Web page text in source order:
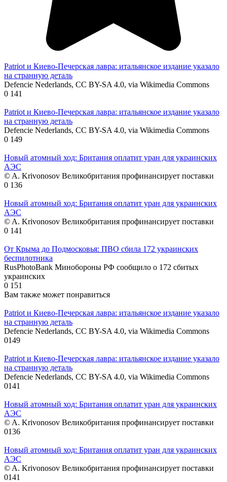
Patriot и Киево-Печерская лавра: итальянское издание указало
на странную деталь
Defencie Nederlands, CC BY-SA 4.0, via Wikimedia Commons
0 141
Patriot и Киево-Печерская лавра: итальянское издание указало
на странную деталь
Defencie Nederlands, CC BY-SA 4.0, via Wikimedia Commons
0 149
Новый атомный ход: Британия оплатит уран для украинских
АЭС
© A. Krivonosov Великобритания профинансирует поставки
0 136
Новый атомный ход: Британия оплатит уран для украинских
АЭС
© A. Krivonosov Великобритания профинансирует поставки
0 141
От Крыма до Подмосковья: ПВО сбила 172 украинских
беспилотника
RusPhotoBank Минобороны РФ сообщило о 172 сбитых
украинских
0 151
Вам также может понравиться
Patriot и Киево-Печерская лавра: итальянское издание указало
на странную деталь
Defencie Nederlands, CC BY-SA 4.0, via Wikimedia Commons
0149
Patriot и Киево-Печерская лавра: итальянское издание указало
на странную деталь
Defencie Nederlands, CC BY-SA 4.0, via Wikimedia Commons
0141
Новый атомный ход: Британия оплатит уран для украинских
АЭС
© A. Krivonosov Великобритания профинансирует поставки
0136
Новый атомный ход: Британия оплатит уран для украинских
АЭС
© A. Krivonosov Великобритания профинансирует поставки
0141